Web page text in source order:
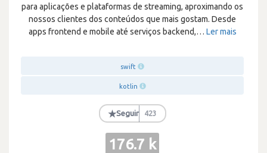
para aplicações e plataformas de streaming, aproximando os
nossos clientes dos conteúdos que mais gostam. Desde
apps frontend e mobile até serviços backend,… Ler mais
swift
kotlin
★Seguir 423
176.7 k